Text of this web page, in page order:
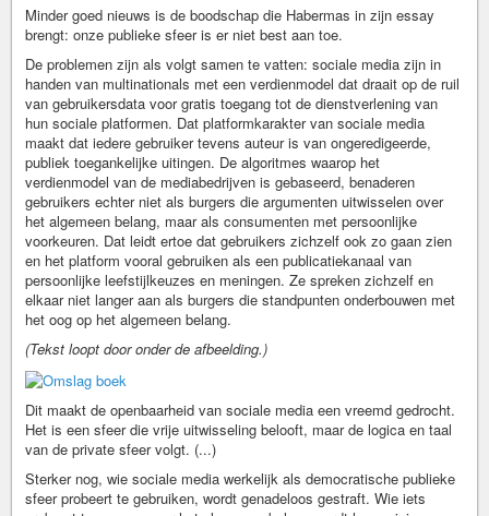
Minder goed nieuws is de boodschap die Habermas in zijn essay
brengt: onze publieke sfeer is er niet best aan toe.
De problemen zijn als volgt samen te vatten: sociale media zijn in
handen van multinationals met een verdienmodel dat draait op de ruil
van gebruikersdata voor gratis toegang tot de dienstverlening van
hun sociale platformen. Dat platformkarakter van sociale media
maakt dat iedere gebruiker tevens auteur is van ongeredigeerde,
publiek toegankelijke uitingen. De algoritmes waarop het
verdienmodel van de mediabedrijven is gebaseerd, benaderen
gebruikers echter niet als burgers die argumenten uitwisselen over
het algemeen belang, maar als consumenten met persoonlijke
voorkeuren. Dat leidt ertoe dat gebruikers zichzelf ook zo gaan zien
en het platform vooral gebruiken als een publicatiekanaal van
persoonlijke leefstijlkeuzes en meningen. Ze spreken zichzelf en
elkaar niet langer aan als burgers die standpunten onderbouwen met
het oog op het algemeen belang.
(Tekst loopt door onder de afbeelding.)
Dit maakt de openbaarheid van sociale media een vreemd gedrocht.
Het is een sfeer die vrije uitwisseling belooft, maar de logica en taal
van de private sfeer volgt. (...)
Sterker nog, wie sociale media werkelijk als democratische publieke
sfeer probeert te gebruiken, wordt genadeloos gestraft. Wie iets